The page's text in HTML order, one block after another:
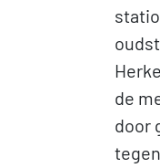
de
door